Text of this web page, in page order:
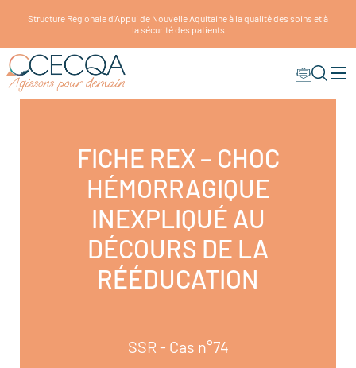
Structure Régionale d'Appui de Nouvelle Aquitaine à la qualité des soins et à
la sécurité des patients
FICHE REX – CHOC
HÉMORRAGIQUE
INEXPLIQUÉ AU
DÉCOURS DE LA
RÉÉDUCATION
SSR - Cas n°74